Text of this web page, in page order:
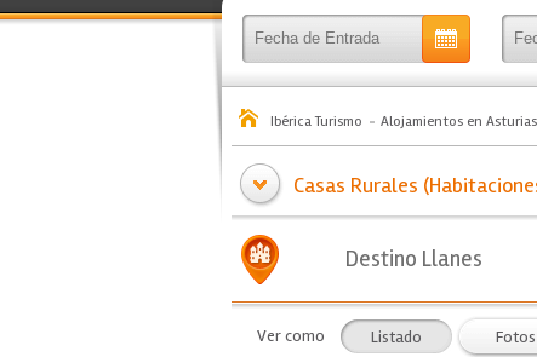
Ibérica Turismo Alojamientos en Asturias
Casas Rurales
Destino Llanes
Ver como Listado Fotos